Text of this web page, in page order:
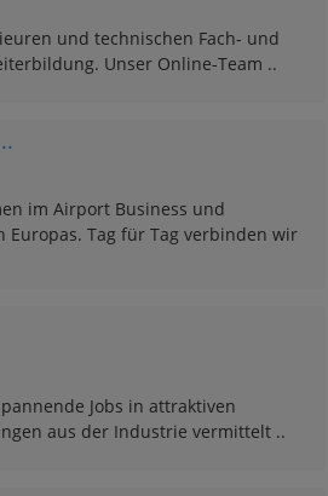
und technischen Fach- und
Unser Online-Team ..
im Airport Business und
Tag für Tag verbinden wir
Jobs in attraktiven
aus der Industrie vermittelt ..